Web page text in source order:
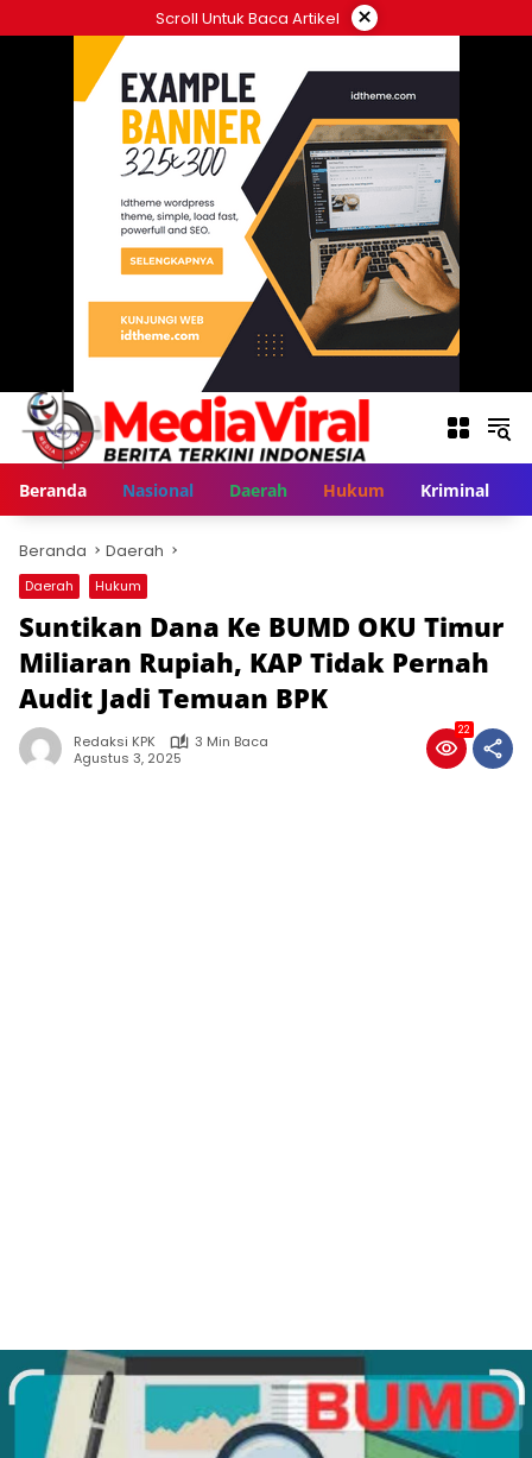
ke
Scroll Untuk Baca Artikel ×
Beranda Nasional Daerah Hukum Kriminal
Beranda Daerah
Daerah Hukum
Suntikan Dana Ke BUMD OKU Timur
Miliaran Rupiah, KAP Tidak Pernah
Audit Jadi Temuan BPK
Redaksi KPK
3 Min Baca
Agustus 3, 2025
22